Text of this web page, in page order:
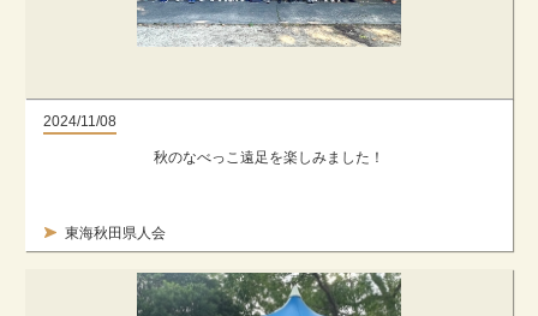
2024/11/08
東海秋田県人会
秋のなべっこ遠足を楽しみました！